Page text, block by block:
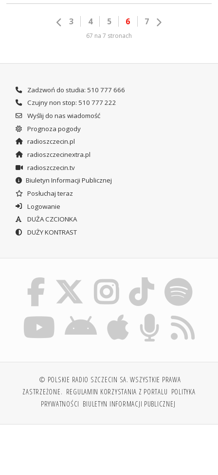
3 4 5 6 7
67 na 7 stronach
Zadzwoń do studia: 510 777 666
Czujny non stop: 510 777 222
Wyślij do nas wiadomość
Prognoza pogody
radioszczecin.pl
radioszczecinextra.pl
radioszczecin.tv
Biuletyn Informacji Publicznej
Posłuchaj teraz
Logowanie
DUŻA CZCIONKA
DUŻY KONTRAST
© POLSKIE RADIO SZCZECIN SA. WSZYSTKIE PRAWA
ZASTRZEŻONE. REGULAMIN KORZYSTANIA Z PORTALU POLITYKA
PRYWATNOŚCI BIULETYN INFORMACJI PUBLICZNEJ